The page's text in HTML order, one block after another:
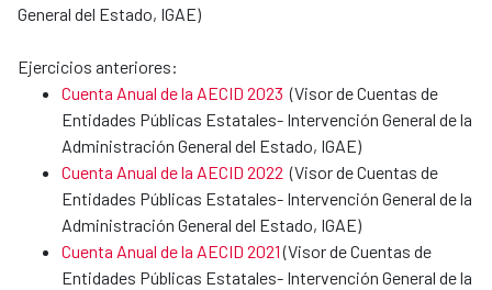
General del Estado, IGAE)
Ejercicios anteriores:
Cuenta Anual de la AECID 2023 (Visor de Cuentas de
Entidades Públicas Estatales- Intervención General de la
Administración General del Estado, IGAE)
Cuenta Anual de la AECID 2022 (Visor de Cuentas de
Entidades Públicas Estatales- Intervención General de la
Administración General del Estado, IGAE)
Cuenta Anual de la AECID 2021(Visor de Cuentas de
Entidades Públicas Estatales- Intervención General de la